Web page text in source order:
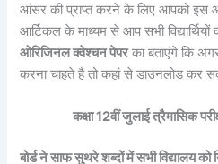
आंसर की प्राप्त करने के लिए आपको इस
आर्टिकल के माध्यम से आप सभी विद्यार्थियों
ओरिजिनल क्वेश्चन पेपरका बताएंगे कि
करना चाहते है तो कहां से डाउनलोड कर
कक्षा 12वीं जुलाई त्रैमासिक
बोर्ड ने साफ सुथरे शब्दों में सभी विद्यालय को